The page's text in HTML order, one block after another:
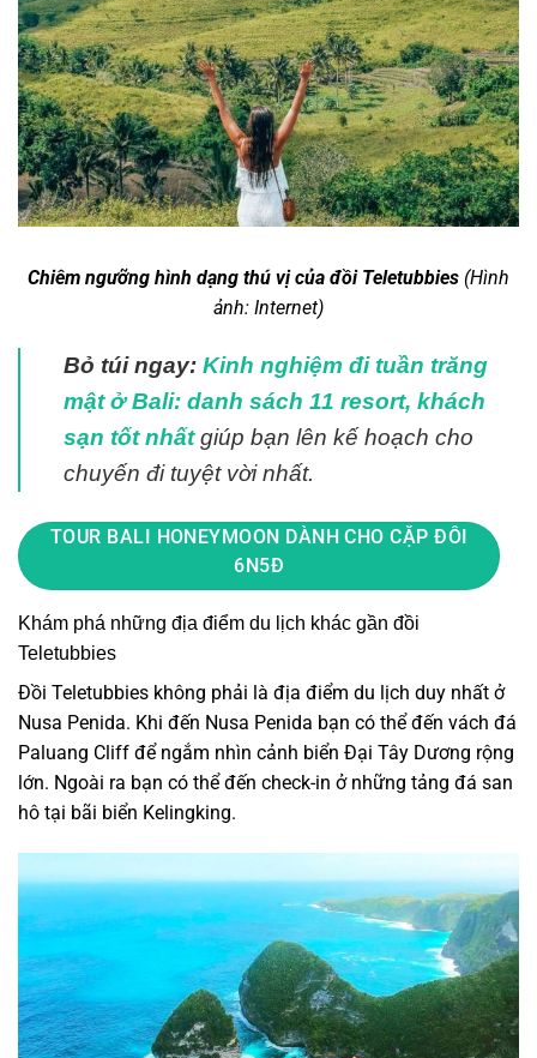
Chiêm ngưỡng hình dạng thú vị của đồi Teletubbies (Hình
ảnh: Internet)
Bỏ túi ngay: Kinh nghiệm đi tuần trăng
mật ở Bali: danh sách 11 resort, khách
sạn tốt nhấtgiúp bạn lên kế hoạch cho
chuyến đi tuyệt vời nhất.
TOUR BALI HONEYMOON DÀNH CHO CẶP ĐÔI
6N5Đ
Khám phá những địa điểm du lịch khác gần đồi
Teletubbies
Đồi Teletubbies không phải là địa điểm du lịch duy nhất ở
Nusa Penida. Khi đến Nusa Penida bạn có thể đến vách đá
Paluang Cliff để ngắm nhìn cảnh biển Đại Tây Dương rộng
lớn. Ngoài ra bạn có thể đến check-in ở những tảng đá san
hô tại bãi biển Kelingking.